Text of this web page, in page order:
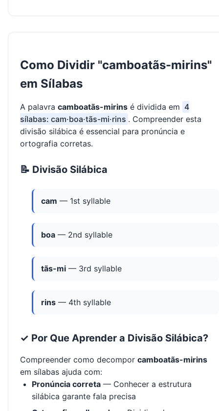
Como Dividir "camboatãs-mirins"
em Sílabas
A palavra camboatãs-mirins é dividida em 4
sílabas: cam·boa·tãs-mi·rins . Compreender esta
divisão silábica é essencial para pronúncia e
ortografia corretas.
📝 Divisão Silábica
cam — 1st syllable
boa — 2nd syllable
tãs-mi — 3rd syllable
rins — 4th syllable
✓ Por Que Aprender a Divisão Silábica?
Compreender como decompor camboatãs-mirins
em sílabas ajuda com:
Pronúncia correta — Conhecer a estrutura
silábica garante fala precisa